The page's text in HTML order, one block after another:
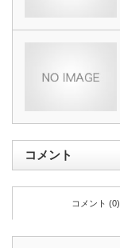
コメント
コメント (0)